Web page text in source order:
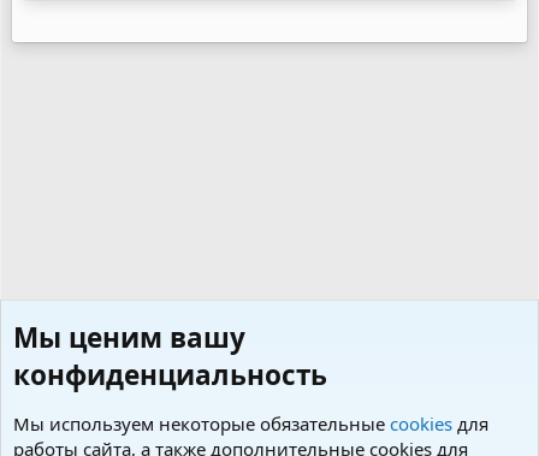
Мы ценим вашу
конфиденциальность
Мы используем некоторые обязательные cookies для
работы сайта, а также дополнительные cookies для